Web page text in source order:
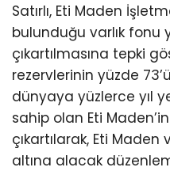
Satırlı, Eti Maden
bulunduğu varlık fonu
çıkartılmasına tepki
rezervlerinin yüzde
dünyaya yüzlerce yıl
sahip olan Eti
çıkartılarak, Eti
altına alacak